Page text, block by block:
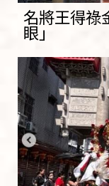
名將王得
眼」